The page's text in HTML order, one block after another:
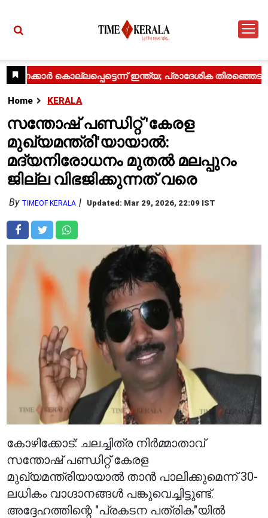
Home KERALA
സന്തോഷ് പണ്ഡിറ്റ് 'കേരള
മുഖ്യമന്ത്രി'യായാൽ:
മദ്യനിരോധനം മുതൽ മലപ്പുറം
ജില്ല വിഭജിക്കുന്നത് വരെ
By TIMEOF KERALA Updated: Mar 29, 2026, 22:09 IST
കോഴിക്കോട്: ചലച്ചിത്ര നിർമ്മാതാവ്
സന്തോഷ് പണ്ഡിറ്റ് കേരള
മുഖ്യമന്ത്രിയായാൽ താൻ പാലിക്കുമെന്ന് 30-
ലധികം വാഗ്ദാനങ്ങൾ പങ്കുവെച്ചിട്ടുണ്ട്.
അദ്ദേഹത്തിന്റെ "പ്രകടന പത്രിക"യിൽ